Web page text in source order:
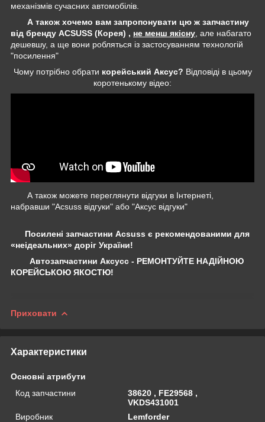
механізмів сучасних автомобілів.
А також хочемо вам запропонувати цю ж запчастину
від бренду ACSUSS (Корея) , не менш якісну , але набагато
дешевшу, а ще вони робляться із застосуванням технологій
"посилення"
Чому потрібно обрати корейський Аксус? Відповіді в цьому
коротенькому відео:
А також можете переглянути відгуки в Інтернеті,
набравши "Acsuss відгуки" або "Аксус відгуки"
Посилені запчастини Acsuss є рекомендованими для
«неідеальних» доріг України!
Автозапчастини Аксусс - РЕМОНТУЙТЕ НАДІЙНОЮ
КОРЕЙСЬКОЮ ЯКОСТЮ!
Приховати
Характеристики
Основні атрибути
Код запчастини
38620 , FE29568 ,
VKDS431001
Виробник
Lemforder